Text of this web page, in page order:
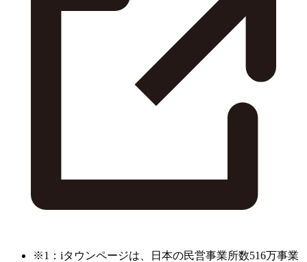
※1：iタウンページは、日本の民営事業所数516万事業